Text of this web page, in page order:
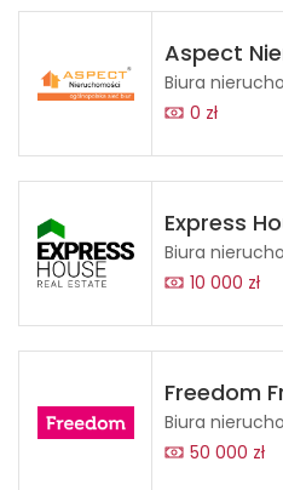
Aspect
Biura
0 zł
Express
Biura
10 000 zł
Freedom
Biura
50 000 zł